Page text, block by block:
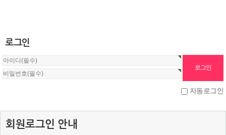
로그인
자동로그인
회원로그인 안내